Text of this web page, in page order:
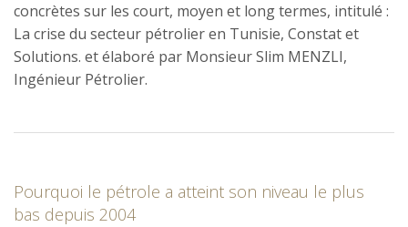
concrètes sur les court, moyen et long termes, intitulé :
La crise du secteur pétrolier en Tunisie, Constat et
Solutions. et élaboré par Monsieur Slim MENZLI,
Ingénieur Pétrolier.
Pourquoi le pétrole a atteint son niveau le plus
bas depuis 2004